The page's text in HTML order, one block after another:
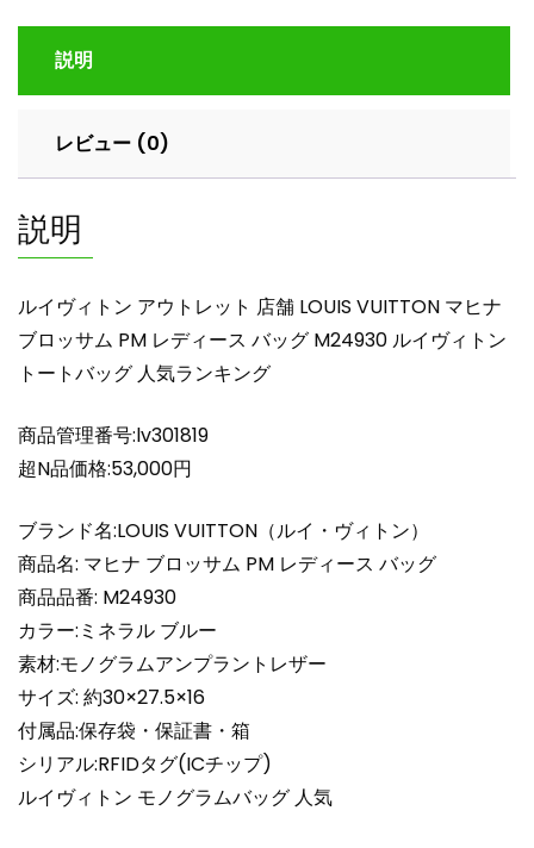
ト
ッ
舗
VUITTON
マ
ナ
ブ
ロ
サ
ム
レ
デ
ィ
ー
ス
バ
ッ
グ
M24930
ル
イ
説明
レビュー (0)
説明
ルイヴィトン アウトレット 店舗 LOUIS VUITTON マヒナ
ブロッサム PM レディース バッグ M24930 ルイヴィトン
トートバッグ 人気ランキング
商品管理番号:lv301819
超N品価格:53,000円
ブランド名:LOUIS VUITTON（ルイ・ヴィトン）
商品名: マヒナ ブロッサム PM レディース バッグ
商品品番: M24930
カラー:ミネラル ブルー
素材:モノグラムアンプラントレザー
サイズ: 約30×27.5×16
付属品:保存袋・保証書・箱
シリアル:RFIDタグ(ICチップ)
ルイヴィトン モノグラムバッグ 人気